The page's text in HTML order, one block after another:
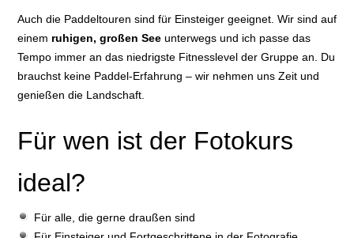
Auch die Paddeltouren sind für Einsteiger geeignet. Wir sind auf
einem ruhigen, großen Seeunterwegs und ich passe das
Tempo immer an das niedrigste Fitnesslevel der Gruppe an. Du
brauchst keine Paddel-Erfahrung – wir nehmen uns Zeit und
genießen die Landschaft.
Für wen ist der Fotokurs
ideal?
Für alle, die gerne draußen sind